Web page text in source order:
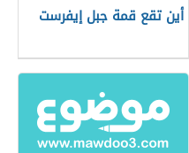
أين تقع قمة جبل إيفرست